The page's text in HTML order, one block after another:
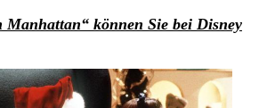
Manhattan“ können Sie bei Disney